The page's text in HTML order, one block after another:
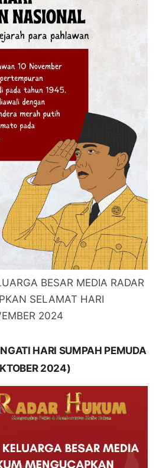
BESAR MEDIA RADAR
SELAMAT HARI
2024
HARI SUMPAH PEMUDA
2024)